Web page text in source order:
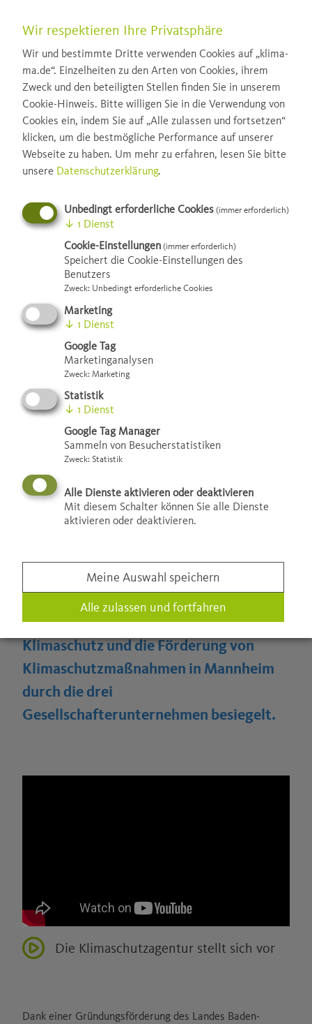
© Julian Beekmann
Die Agentur
Mit der Gründung der
Klimaschutzagentur Mannheim wurde
der erste strukturelle Baustein der
Klimaschutzkonzeption 2020 der Stadt
Mannheim umgesetzt. Damit war das
gemeinnützigen Agentur am 06. April
2009 gelegt und als Gesellschaftszweck
die Bewusstseinsstärkung für den
Klimaschutz und die Förderung von
Klimaschutzmaßnahmen in Mannheim
durch die drei
Gesellschafterunternehmen besiegelt.
Die Klimaschutzagentur stellt sich vor
Dank einer Gründungsförderung des Landes Baden-
Wir respektieren Ihre Privatsphäre
Wir und bestimmte Dritte verwenden Cookies auf „klima-
ma.de“. Einzelheiten zu den Arten von Cookies, ihrem
Zweck und den beteiligten Stellen finden Sie in unserem
Cookie-Hinweis. Bitte willigen Sie in die Verwendung von
Cookies ein, indem Sie auf „Alle zulassen und fortsetzen“
klicken, um die bestmögliche Performance auf unserer
Webseite zu haben. Um mehr zu erfahren, lesen Sie bitte
unsere Datenschutzerklärung.
Unbedingt erforderliche Cookies(immer erforderlich)
↓ 1 Dienst
Cookie-Einstellungen(immer erforderlich)
Speichert die Cookie-Einstellungen des
Benutzers
Zweck: Unbedingt erforderliche Cookies
Marketing
↓ 1 Dienst
Google Tag
Marketinganalysen
Zweck: Marketing
Statistik
↓ 1 Dienst
Google Tag Manager
Sammeln von Besucherstatistiken
Zweck: Statistik
Alle Dienste aktivieren oder deaktivieren
Mit diesem Schalter können Sie alle Dienste
aktivieren oder deaktivieren.
Meine Auswahl speichern
Alle zulassen und fortfahren